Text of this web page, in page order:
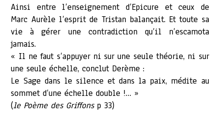
Ainsi entre l’enseignement d’Epicure et ceux de
Marc Aurèle l’esprit de Tristan balançait. Et toute sa
vie à gérer une contradiction qu’il n’escamota
jamais.
« Il ne faut s’appuyer ni sur une seule théorie, ni sur
une seule échelle, conclut Derème :
Le Sage dans le silence et dans la paix, médite au
sommet d’une échelle double !… »
(le Poème des Griffonsp 33)